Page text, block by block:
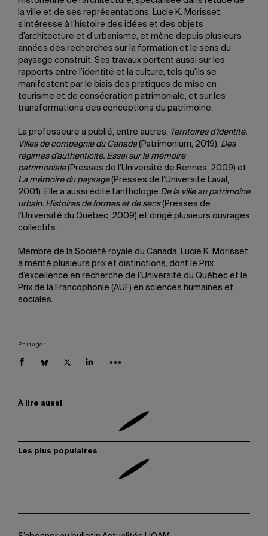
la ville et de ses représentations, Lucie K. Morisset
s’intéresse à l’histoire des idées et des objets
d’architecture et d’urbanisme, et mène depuis plusieurs
années des recherches sur la formation et le sens du
paysage construit. Ses travaux portent aussi sur les
rapports entre l’identité et la culture, tels qu’ils se
manifestent par le biais des pratiques de mise en
tourisme et de consécration patrimoniale, et sur les
transformations des conceptions du patrimoine.
La professeure a publié, entre autres, Territoires d’identité.
Villes de compagnie du Canada(Patrimonium, 2019), Des
régimes d’authenticité. Essai sur la mémoire
patrimoniale(Presses de l’Université de Rennes, 2009) et
La mémoire du paysage(Presses de l’Université Laval,
2001). Elle a aussi édité l’anthologie De la ville au patrimoine
urbain. Histoires de formes et de sens(Presses de
l’Université du Québec, 2009) et dirigé plusieurs ouvrages
collectifs.
Membre de la Société royale du Canada, Lucie K. Morisset
a mérité plusieurs prix et distinctions, dont le Prix
d’excellence en recherche de l’Université du Québec et le
Prix de la Francophonie (AUF) en sciences humaines et
sociales.
Partager
À lire aussi
Les plus populaires